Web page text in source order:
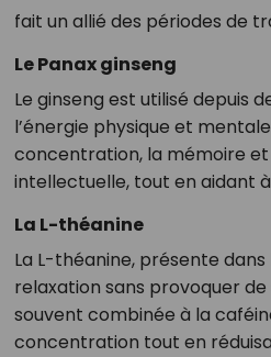
fait un allié des périodes de
Le Panax ginseng
Le ginseng est utilisé depuis
l’énergie physique et
concentration, la mémoire
intellectuelle, tout en aidant
La L-théanine
La L-théanine, présente
relaxation sans provoquer
souvent combinée à la
concentration tout en